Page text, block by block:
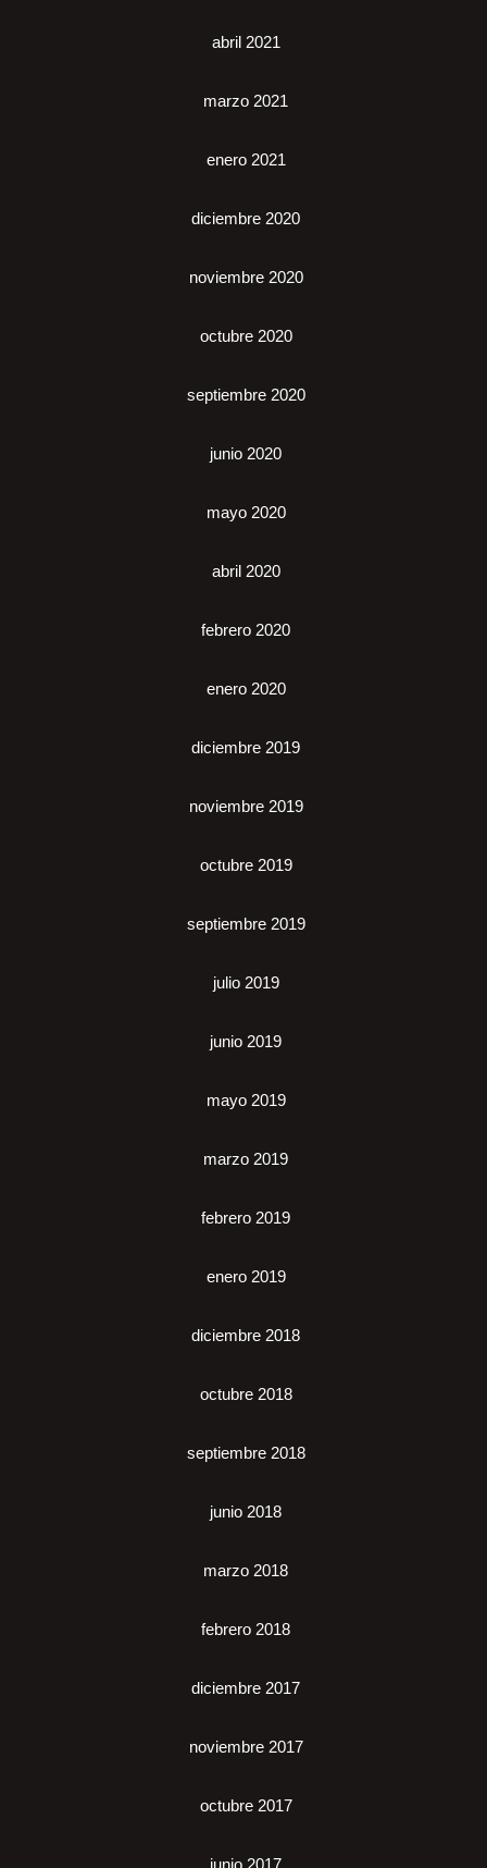
abril 2021
marzo 2021
enero 2021
diciembre 2020
noviembre 2020
octubre 2020
septiembre 2020
junio 2020
mayo 2020
abril 2020
febrero 2020
enero 2020
diciembre 2019
noviembre 2019
octubre 2019
septiembre 2019
julio 2019
junio 2019
mayo 2019
marzo 2019
febrero 2019
enero 2019
diciembre 2018
octubre 2018
septiembre 2018
junio 2018
marzo 2018
febrero 2018
diciembre 2017
noviembre 2017
octubre 2017
junio 2017